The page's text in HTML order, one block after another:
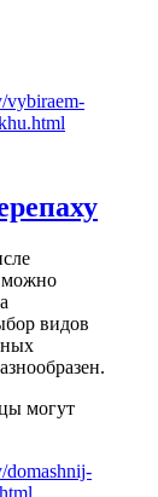
можно
видов
могут